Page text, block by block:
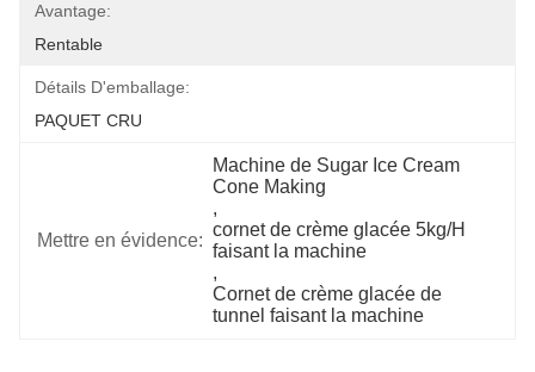
Avantage:
Rentable
Détails D'emballage:
PAQUET CRU
Mettre en évidence:
Machine de Sugar Ice Cream
Cone Making
,
cornet de crème glacée 5kg/H
faisant la machine
,
Cornet de crème glacée de
tunnel faisant la machine